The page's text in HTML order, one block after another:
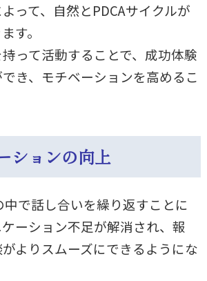
って、自然とPDCAサイクルが
す。
って活動することで、成功体験
き、モチベーションを高めるこ
ションの向上
中で話し合いを繰り返すことに
ーション不足が解消され、報
よりスムーズにできるようにな